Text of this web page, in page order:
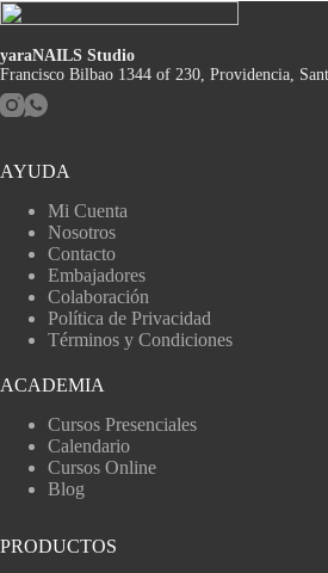
yaraNAILS Studio
Francisco Bilbao 1344 of 230, Providencia,
AYUDA
Mi Cuenta
Nosotros
Contacto
Embajadores
Colaboración
Política de Privacidad
Términos y Condiciones
ACADEMIA
Cursos Presenciales
Calendario
Cursos Online
Blog
PRODUCTOS